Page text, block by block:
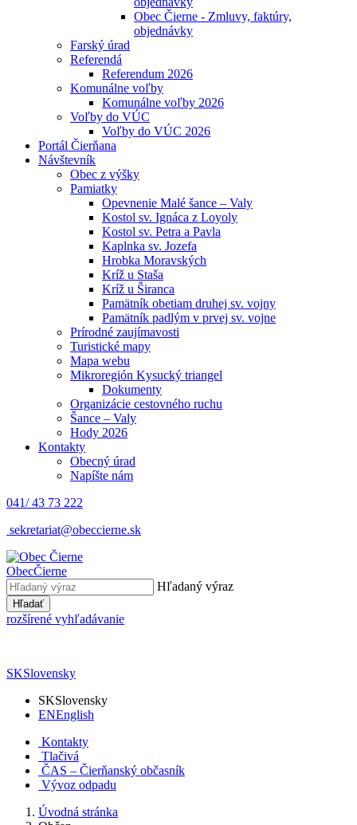
Obec Čierne - Zmluvy, faktúry,
objednávky
Farský úrad
Referendá
Referendum 2026
Komunálne voľby
Komunálne voľby 2026
Voľby do VÚC
Voľby do VÚC 2026
Portál Čierňana
Návštevník
Obec z výšky
Pamiatky
Opevnenie Malé šance – Valy
Kostol sv. Ignáca z Loyoly
Kostol sv. Petra a Pavla
Kaplnka sv. Jozefa
Hrobka Moravských
Kríž u Staša
Kríž u Širanca
Pamätník obetiam druhej sv. vojny
Pamätník padlým v prvej sv. vojne
Prírodné zaujímavosti
Turistické mapy
Mapa webu
Mikroregión Kysucký triangel
Dokumenty
Organizácie cestovného ruchu
Šance – Valy
Hody 2026
Kontakty
Obecný úrad
Napíšte nám
041/ 43 73 222
sekretariat@obeccierne.sk
ObecČierne
Hľadaný výraz
Hľadať
rozšírené vyhľadávanie
SKSlovensky
SKSlovensky
ENEnglish
Kontakty
Tlačivá
ČAS – Čierňanský občasník
Vývoz odpadu
Úvodná stránka